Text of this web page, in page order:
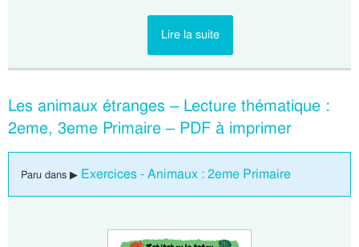
Lire la suite
Les animaux étranges – Lecture thématique :
2eme, 3eme Primaire – PDF à imprimer
Paru dans ▶ Exercices - Animaux : 2eme Primaire